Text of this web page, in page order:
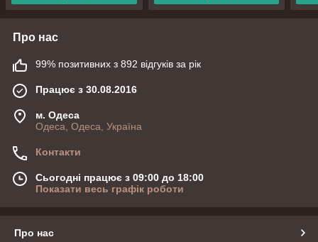
Про нас
99% позитивних з 892 відгуків за рік
Працює з 30.08.2016
м. Одеса
Одеса, Одеса, Україна
Контакти
Сьогодні працює з 09:00 до 18:00
Показати весь графік роботи
Про нас